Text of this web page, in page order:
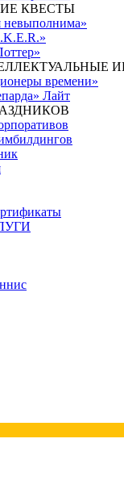
КВЕСТЫ
невыполнима»
времени»
Лайт